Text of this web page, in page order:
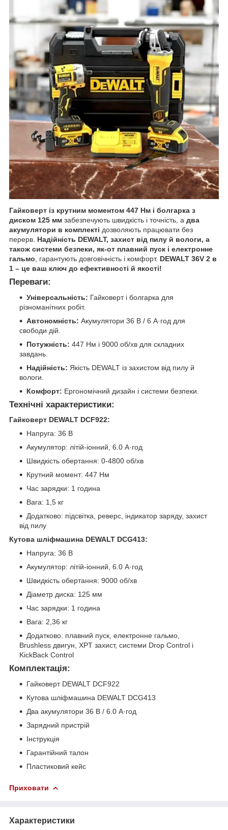
Гайковерт із крутним моментом 447 Нм і болгарка з
диском 125 мм забезпечують швидкість і точність, а два
акумулятори в комплекті дозволяють працювати без
перерв. Надійність DEWALT, захист від пилу й вологи, а
також системи безпеки, як-от плавний пуск і електронне
гальмо , гарантують довговічність і комфорт. DEWALT 36V 2 в
1 – це ваш ключ до ефективності й якості!
Переваги:
Універсальність: Гайковерт і болгарка для
різноманітних робіт.
Автономність: Акумулятори 36 В / 6 А·год для
свободи дій.
Потужність: 447 Нм і 9000 об/хв для складних
завдань.
Надійність: Якість DEWALT із захистом від пилу й
вологи.
Комфорт: Ергономічний дизайн і системи безпеки.
Технічні характеристики:
Гайковерт DEWALT DCF922:
Напруга: 36 В
Акумулятор: літій-іонний, 6.0 А·год
Швидкість обертання: 0-4800 об/хв
Крутний момент: 447 Нм
Час зарядки: 1 година
Вага: 1,5 кг
Додатково: підсвітка, реверс, індикатор заряду, захист
від пилу
Кутова шліфмашина DEWALT DCG413:
Напруга: 36 В
Акумулятор: літій-іонний, 6.0 А·год
Швидкість обертання: 9000 об/хв
Діаметр диска: 125 мм
Час зарядки: 1 година
Вага: 2,36 кг
Додатково: плавний пуск, електронне гальмо,
Brushless двигун, XPT захист, системи Drop Control і
KickBack Control
Комплектація:
Гайковерт DEWALT DCF922
Кутова шліфмашина DEWALT DCG413
Два акумулятори 36 В / 6.0 А·год
Зарядний пристрій
Інструкція
Гарантійний талон
Пластиковий кейс
Приховати
Характеристики